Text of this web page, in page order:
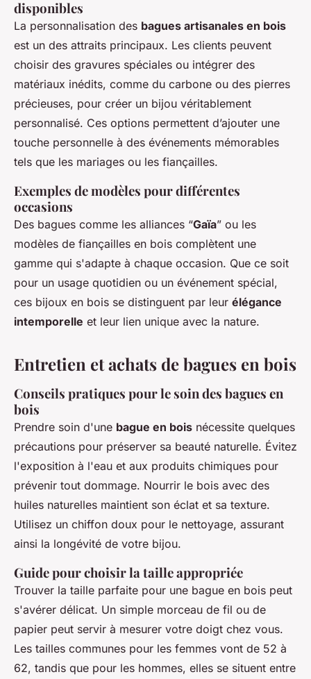
disponibles
La personnalisation des bagues artisanales en bois
est un des attraits principaux. Les clients peuvent
choisir des gravures spéciales ou intégrer des
matériaux inédits, comme du carbone ou des pierres
précieuses, pour créer un bijou véritablement
personnalisé. Ces options permettent d’ajouter une
touche personnelle à des événements mémorables
tels que les mariages ou les fiançailles.
Exemples de modèles pour différentes
occasions
Des bagues comme les alliances “Gaïa” ou les
modèles de fiançailles en bois complètent une
gamme qui s'adapte à chaque occasion. Que ce soit
pour un usage quotidien ou un événement spécial,
ces bijoux en bois se distinguent par leur élégance
intemporelle et leur lien unique avec la nature.
Entretien et achats de bagues en bois
Conseils pratiques pour le soin des bagues en
bois
Prendre soin d'une bague en bois nécessite quelques
précautions pour préserver sa beauté naturelle. Évitez
l'exposition à l'eau et aux produits chimiques pour
prévenir tout dommage. Nourrir le bois avec des
huiles naturelles maintient son éclat et sa texture.
Utilisez un chiffon doux pour le nettoyage, assurant
ainsi la longévité de votre bijou.
Guide pour choisir la taille appropriée
Trouver la taille parfaite pour une bague en bois peut
s'avérer délicat. Un simple morceau de fil ou de
papier peut servir à mesurer votre doigt chez vous.
Les tailles communes pour les femmes vont de 52 à
62, tandis que pour les hommes, elles se situent entre